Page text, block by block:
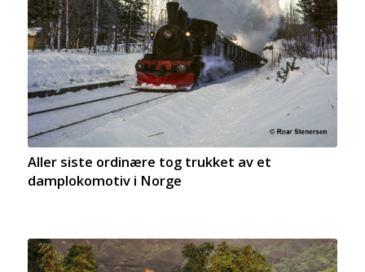
Aller siste ordinære tog trukket av et
damplokomotiv i Norge